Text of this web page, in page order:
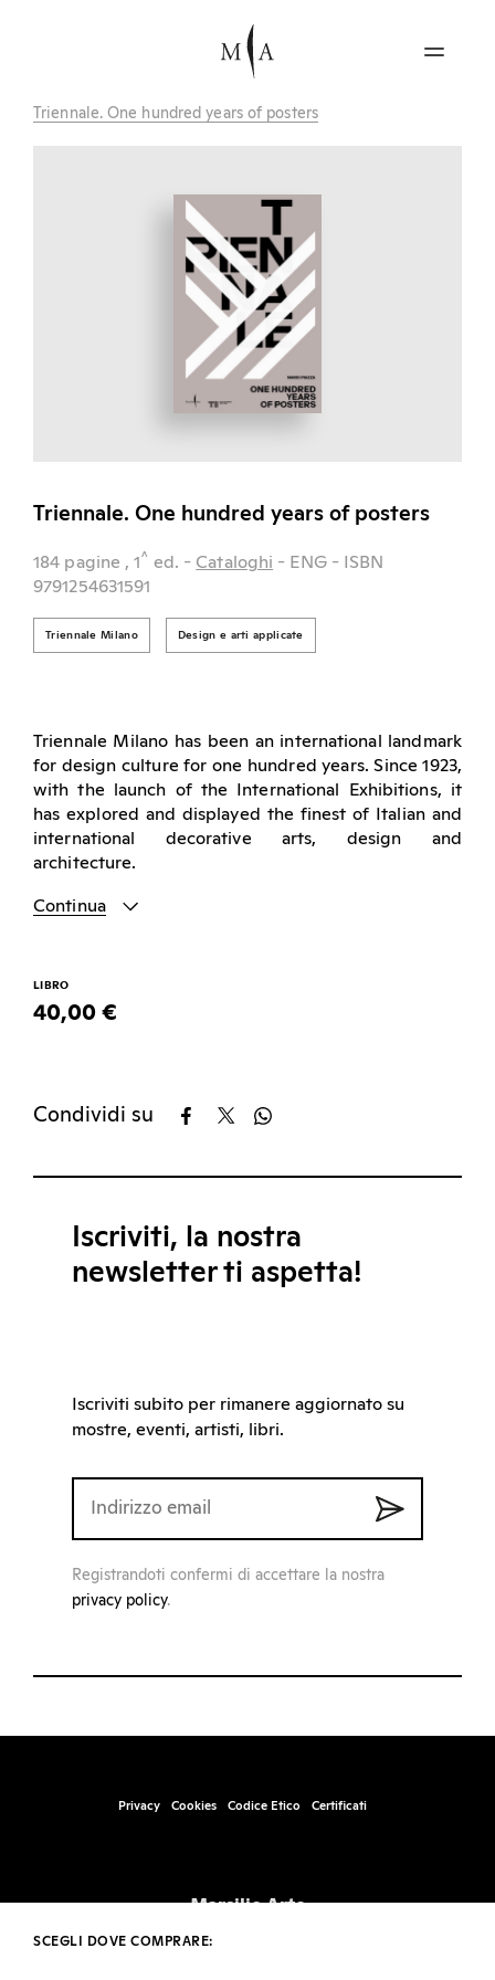
Triennale. One hundred years of posters
Triennale. One hundred years of posters
184 pagine , 1^ ed. - Cataloghi - ENG - ISBN
9791254631591
Triennale Milano Design e arti applicate
Triennale Milano has been an international landmark
for design culture for one hundred years. Since 1923,
with the launch of the International Exhibitions, it
has explored and displayed the finest of Italian and
international decorative arts, design and
architecture.
Continua
LIBRO
40,00 €
SCEGLI DOVE COMPRARE:
Condividi su
Iscriviti, la nostra
newsletter ti aspetta!
Iscriviti subito per rimanere aggiornato su
mostre, eventi, artisti, libri.
Registrandoti confermi di accettare la nostra
privacy policy.
Privacy Cookies Codice Etico Certificati
Marsilio Arte
Santa Marta, Fabbricato 17, 30123 – Venezia